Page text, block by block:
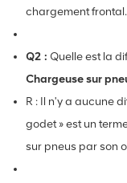
chargement
Q2 : Quelle est la
Chargeuse sur
R : Il n'y a aucune
godet » est un
sur pneus par son